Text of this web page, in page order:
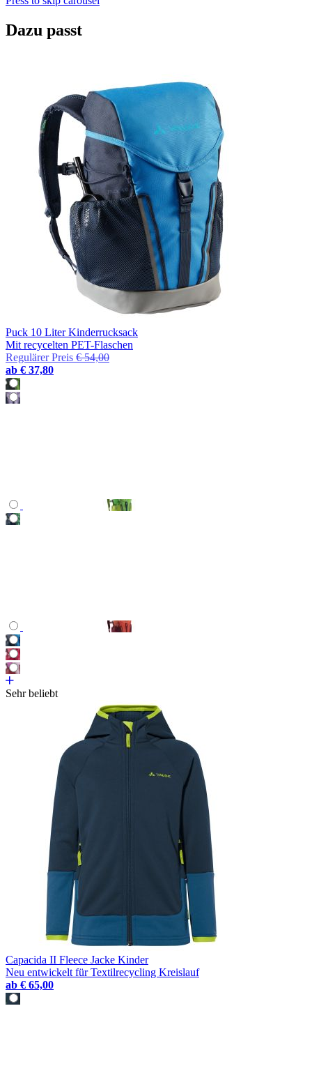
Dazu passt
Puck 10 Liter Kinderrucksack
Mit recycelten PET-Flaschen
Regulärer Preis € 54,00
ab € 37,80
Sehr beliebt
Capacida II Fleece Jacke Kinder
Neu entwickelt für Textilrecycling Kreislauf
ab € 65,00